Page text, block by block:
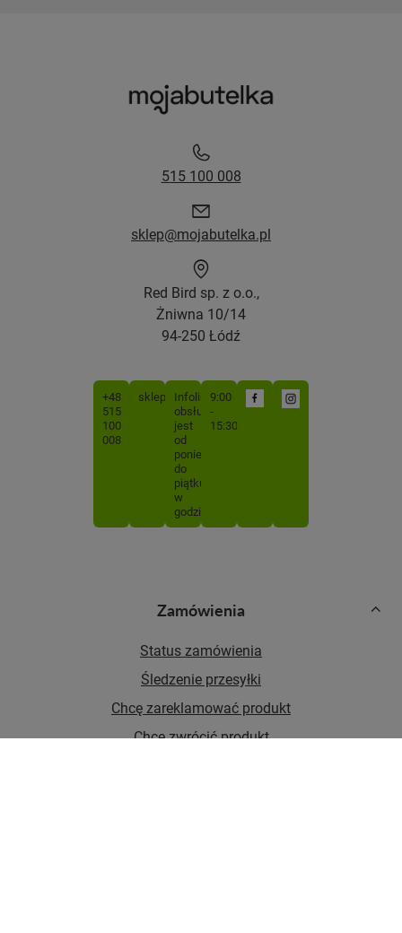
Zamówienia
Status zamówienia
Śledzenie przesyłki
Chcę zareklamować produkt
Chcę zwrócić produkt
515 100 008
sklep@mojabutelka.pl
Red Bird sp. z o.o.,
Żniwna 10/14
94-250 Łódź
+48
515
100
008
sklep@mojabutelka.pl
Infolinia
obsługiwana
jest
od
poniedziałku
do
piątku
w
godzinach
9:00
-
15:30